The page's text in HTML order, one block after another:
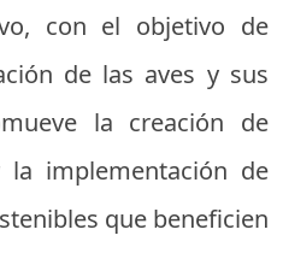
con el objetivo de
de las aves y sus
la creación de
implementación de
que beneficien